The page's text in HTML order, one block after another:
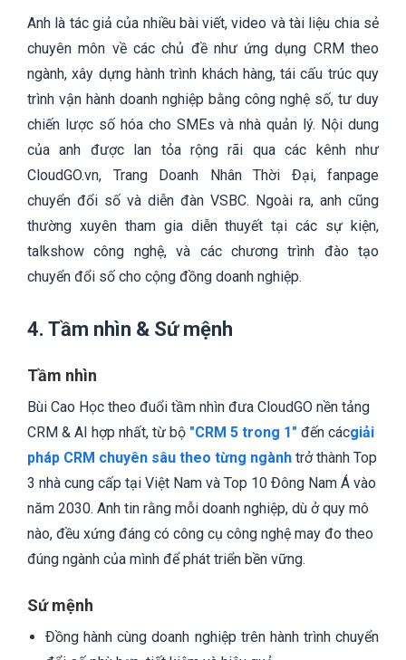
Anh là tác giả của nhiều bài viết, video và tài liệu chia sẻ
chuyên môn về các chủ đề như ứng dụng CRM theo
ngành, xây dựng hành trình khách hàng, tái cấu trúc quy
trình vận hành doanh nghiệp bằng công nghệ số, tư duy
chiến lược số hóa cho SMEs và nhà quản lý. Nội dung
của anh được lan tỏa rộng rãi qua các kênh như
CloudGO.vn, Trang Doanh Nhân Thời Đại, fanpage
chuyển đổi số và diễn đàn VSBC. Ngoài ra, anh cũng
thường xuyên tham gia diễn thuyết tại các sự kiện,
talkshow công nghệ, và các chương trình đào tạo
chuyển đổi số cho cộng đồng doanh nghiệp.
4. Tầm nhìn & Sứ mệnh
Tầm nhìn
Bùi Cao Học theo đuổi tầm nhìn đưa CloudGO nền tảng
CRM & AI hợp nhất, từ bộ "CRM 5 trong 1" đến cácgiải
pháp CRM chuyên sâu theo từng ngành trở thành Top
3 nhà cung cấp tại Việt Nam và Top 10 Đông Nam Á vào
năm 2030. Anh tin rằng mỗi doanh nghiệp, dù ở quy mô
nào, đều xứng đáng có công cụ công nghệ may đo theo
đúng ngành của mình để phát triển bền vững.
Sứ mệnh
Đồng hành cùng doanh nghiệp trên hành trình chuyển